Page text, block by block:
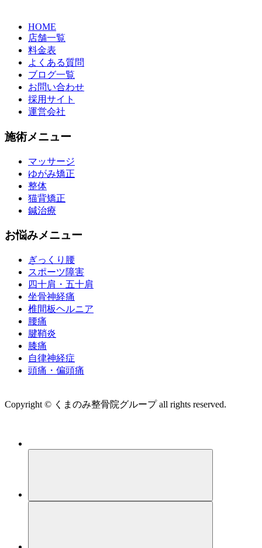
HOME
店舗一覧
料金表
よくある質問
ブログ一覧
お問い合わせ
採用サイト
運営会社
施術メニュー
マッサージ
ゆがみ矯正
整体
猫背矯正
鍼治療
お悩みメニュー
ぎっくり腰
スポーツ障害
四十肩・五十肩
坐骨神経痛
椎間板ヘルニア
腰痛
腱鞘炎
膝痛
自律神経症
頭痛・偏頭痛
Copyright © くまのみ整骨院グループ all rights reserved.